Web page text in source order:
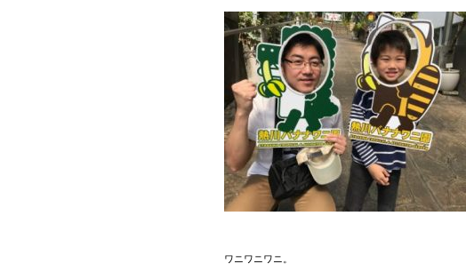
ワニワニワニ。